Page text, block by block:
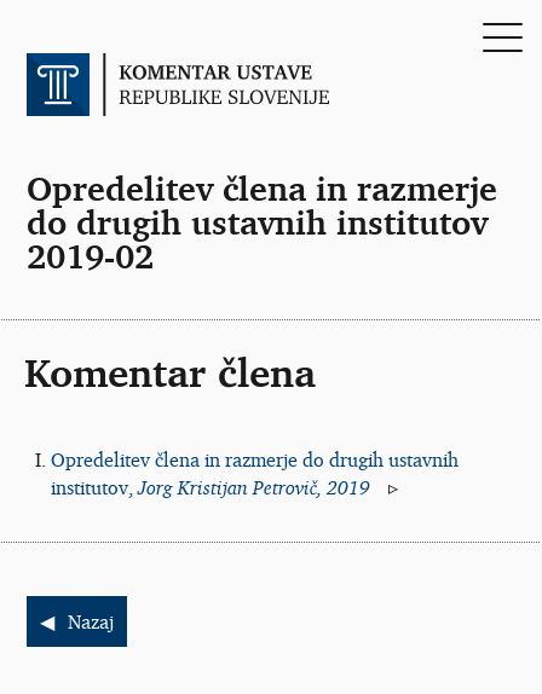
Opredelitev člena in razmerje
do drugih ustavnih institutov
2019-02
Komentar člena
Opredelitev člena in razmerje do drugih ustavnih
institutov, Jorg Kristijan Petrovič, 2019
Nazaj